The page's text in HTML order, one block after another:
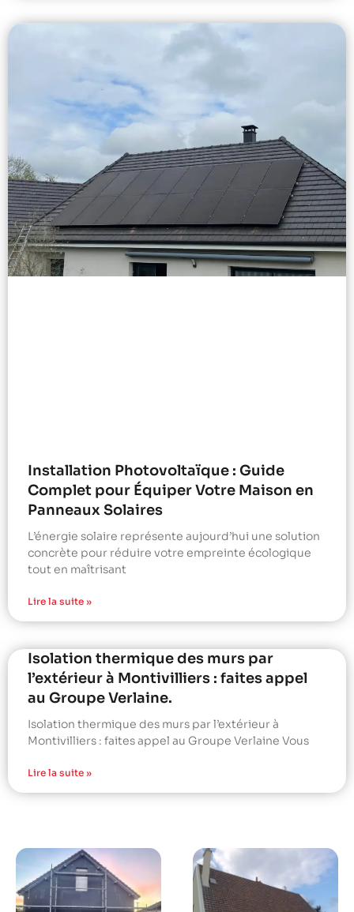
Installation Photovoltaïque : Guide
Complet pour Équiper Votre Maison en
Panneaux Solaires
L’énergie solaire représente aujourd’hui une solution
concrète pour réduire votre empreinte écologique
tout en maîtrisant
Lire la suite »
Isolation thermique des murs par
l’extérieur à Montivilliers : faites appel
au Groupe Verlaine.
Isolation thermique des murs par l’extérieur à
Montivilliers : faites appel au Groupe Verlaine Vous
Lire la suite »